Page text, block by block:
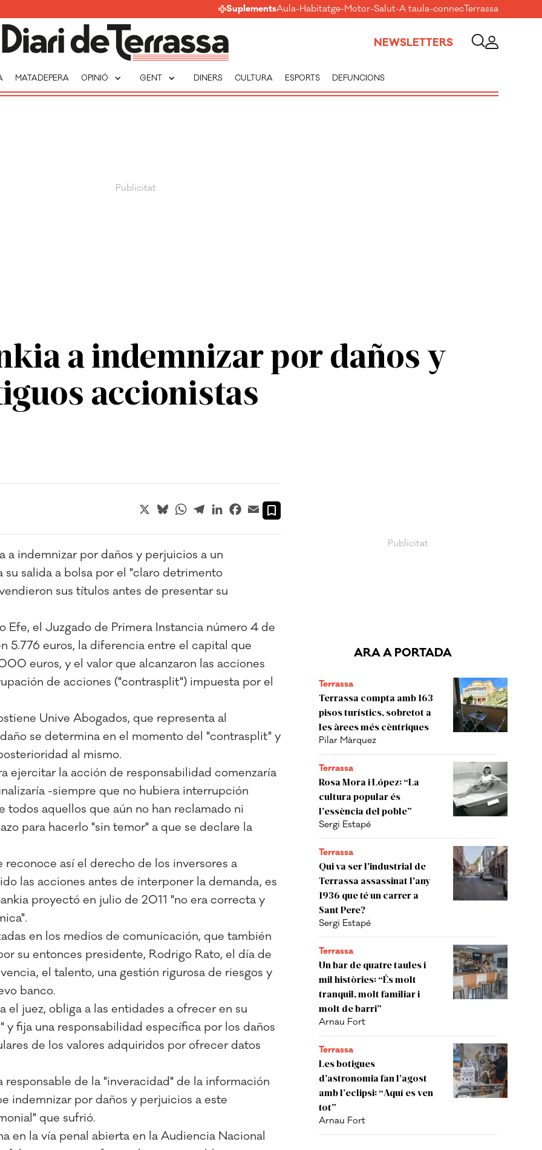
SuplementsAula-Habitatge-Motor-Salut-A taula-connecTerrassa
NEWSLETTERS
MATADEPERA OPINIÓ expand_more GENT expand_more DINERS CULTURA ESPORTS DEFUNCIONS
a indemnizar por daños y
accionistas
ARA A PORTADA
Terrassa
Terrassa compta amb 163
pisos turístics, sobretot a
les àrees més cèntriques
Pilar Màrquez
Terrassa
Rosa Mora i López: “La
cultura popular és
l’essència del poble”
Sergi Estapé
Terrassa
Qui va ser l'industrial de
Terrassa assassinat l'any
1936 que té un carrer a
Sant Pere?
Sergi Estapé
Terrassa
Un bar de quatre taules i
mil històries: “És molt
tranquil, molt familiar i
molt de barri”
Arnau Fort
Terrassa
Les botigues
d’astronomia fan l’agost
amb l’eclipsi: “Aquí es ven
tot”
Arnau Fort
X BlueskyWhatsApp
TelegramLinkedInFacebook
Email
a indemnizar por daños y perjuicios a un
salida a bolsa por el "claro detrimento
sus títulos antes de presentar su
Efe, el Juzgado de Primera Instancia número 4 de
5.776 euros, la diferencia entre el capital que
euros, y el valor que alcanzaron las acciones
de acciones ("contrasplit") impuesta por el
Unive Abogados, que representa al
se determina en el momento del "contrasplit" y
al mismo.
ejercitar la acción de responsabilidad comenzaría
-siempre que no hubiera interrupción
aquellos que aún no han reclamado ni
para hacerlo "sin temor" a que se declare la
así el derecho de los inversores a
las acciones antes de interponer la demanda, es
proyectó en julio de 2011 "no era correcta y
en los medios de comunicación, que también
su entonces presidente, Rodrigo Rato, el día de
el talento, una gestión rigurosa de riesgos y
banco.
el juez, obliga a las entidades a ofrecer en su
fija una responsabilidad específica por los daños
de los valores adquiridos por ofrecer datos
de la "inveracidad" de la información
indemnizar por daños y perjuicios a este
que sufrió.
en la vía penal abierta en la Audiencia Nacional